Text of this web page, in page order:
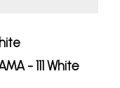
- 111 White